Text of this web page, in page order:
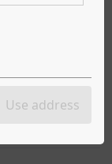
Use address